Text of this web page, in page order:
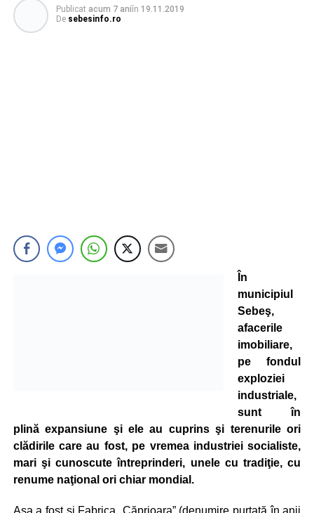
Publicat acum 7 aniîn 19.11.2019
De sebesinfo.ro
În
municipiul
Sebeş,
afacerile
imobiliare,
pe fondul
exploziei
industriale,
sunt în
plină expansiune şi ele au cuprins şi terenurile ori
clădirile care au fost, pe vremea industriei socialiste,
mari şi cunoscute întreprinderi, unele cu tradiţie, cu
renume naţional ori chiar mondial.
Aşa a fost şi Fabrica „Căprioara” (denumire purtată în anii